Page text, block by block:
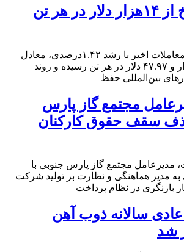
قیمت فلز سرخ از ۱۴هزار دلار در هر تن
قیمت جهانی مس در معاملات اخیر با رشد ۱.۴۲درصدی، معادل
۱۹۷.۱۹ دلار، به ۱۴هزار و ۴۷.۹۷ دلار در هر تن رسیده و روند
بین‌المللی حفظ
مجتمع گاز پارس
سقف حقوق کارکنان
مدیرعامل مجتمع گاز پارس جنوبی با
مدیر هماهنگی و نظارت بر تولید شرکت
بازنگری در نظام پرداخت
سالانه ذوب آهن
شد